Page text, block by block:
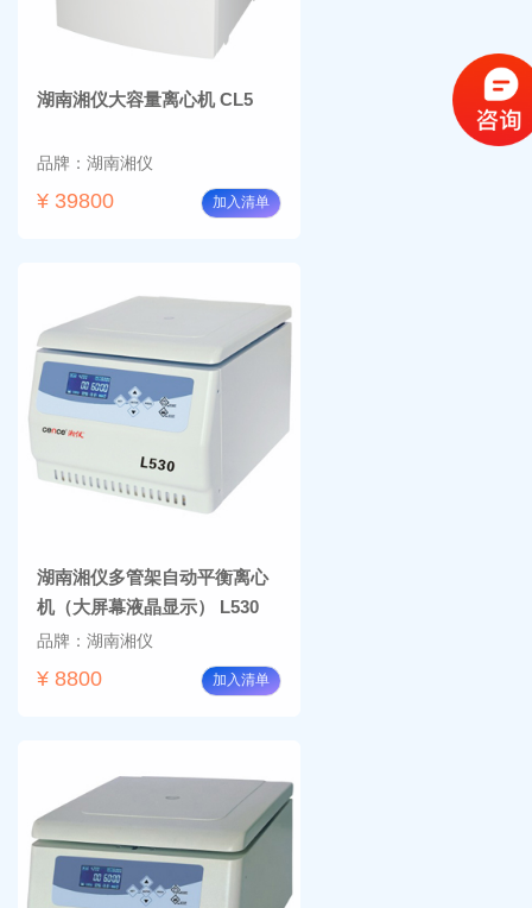
湖南湘仪大容量离心机 CL5
品牌：湖南湘仪
¥ 39800 加入清单
湖南湘仪多管架自动平衡离心
机（大屏幕液晶显示） L530
品牌：湖南湘仪
¥ 8800 加入清单